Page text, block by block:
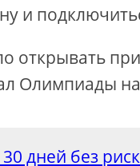
и
открывать
Олимпиады
дней без